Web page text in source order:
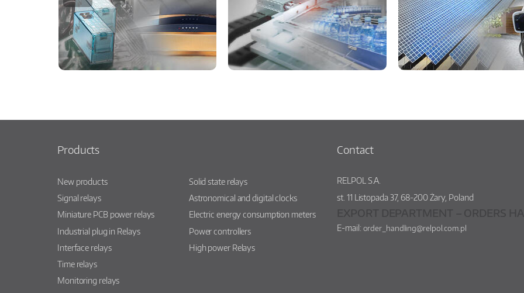
Products
New products
Signal relays
Miniature PCB power relays
Industrial plug in Relays
Interface relays
Time relays
Monitoring relays
Solid state relays
Astronomical and digital clocks
Electric energy consumption meters
Power controllers
High power Relays
Contact
RELPOL S.A.
st. 11 Listopada 37,68-200Żary, Poland
E-mail: order_handling@relpol.com.pl